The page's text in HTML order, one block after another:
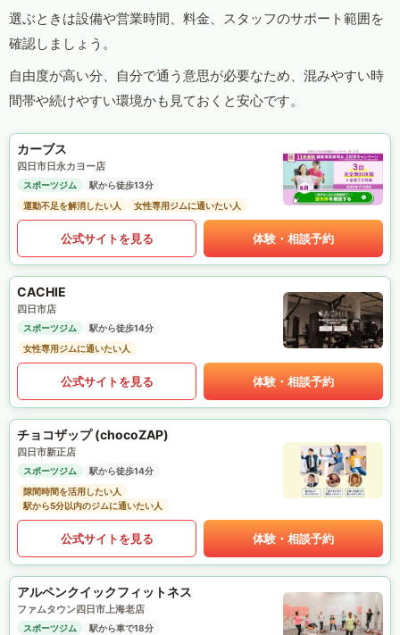
選ぶときは設備や営業時間、料金、スタッフのサポート範囲を
確認しましょう。
自由度が高い分、自分で通う意思が必要なため、混みやすい時
間帯や続けやすい環境かも見ておくと安心です。
カーブス
四日市日永カヨー店
スポーツジム
駅から徒歩13分
運動不足を解消したい人
女性専用ジムに通いたい人
公式サイトを見る 体験・相談予約
CACHIE
四日市店
スポーツジム
駅から徒歩14分
女性専用ジムに通いたい人
公式サイトを見る 体験・相談予約
チョコザップ (chocoZAP)
四日市新正店
スポーツジム
駅から徒歩14分
隙間時間を活用したい人
駅から5分以内のジムに通いたい人
公式サイトを見る 体験・相談予約
アルペンクイックフィットネス
ファムタウン四日市上海老店
スポーツジム
駅から車で18分